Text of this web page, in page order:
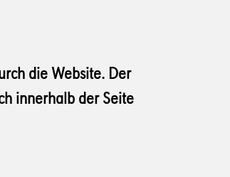
die Website. Der
innerhalb der Seite